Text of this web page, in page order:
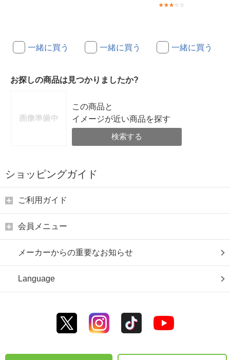
一緒に買う 一緒に買う 一緒に買う
お探しの商品は見つかりましたか?
この商品と
イメージが近い商品を探す
検索する
ショッピングガイド
ご利用ガイド
会員メニュー
メーカーからの重要なお知らせ
Language